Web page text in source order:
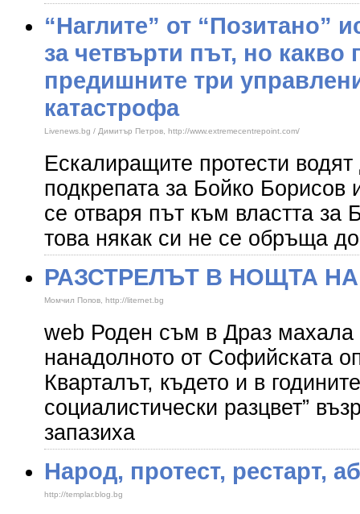
“Наглите” от “Позитано”
за четвърти път, но какво
предишните три
катастрофа
Livenews.bg / Димитър Петров, http://www.extremecentrepoint.com/
Ескалиращите протести
подкрепата за Бойко
се отваря път към властта
това някак си не се обръща
РАЗСТРЕЛЪТ В НОЩТА
Момчил Попов, http://liternet.bg
web Роден съм в Драз махала
нанадолното от Софийската
Кварталът, където и в
социалистически разцвет”
запазиха
Народ, протест, рестарт,
http://templar.blog.bg